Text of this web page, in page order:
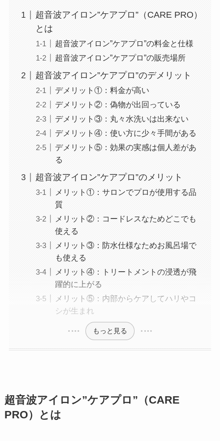
超音波アイロン”ケアプロ”（CARE PRO）
とは
超音波アイロン”ケアプロ”の料金と仕様
超音波アイロン”ケアプロ”の販売場所
超音波アイロン”ケアプロ”のデメリット
デメリット①：料金が高い
デメリット②：偽物が出回っている
デメリット③：丸々水洗いは出来ない
デメリット④：使い方に少々手間がある
デメリット⑤：効果の実感は個人差があ
る
超音波アイロン”ケアプロ”のメリット
メリット①：サロンでプロが使用する品
質
メリット②：コードレスなためどこでも
使える
メリット③：防水仕様なためお風呂場で
も使える
メリット④：トリートメントの浸透が飛
躍的に上がる
メリット⑤：内部からケアしてハリやコ
シが生まれ
もっと見る
超音波アイロン”ケアプロ”（CARE
PRO）とは